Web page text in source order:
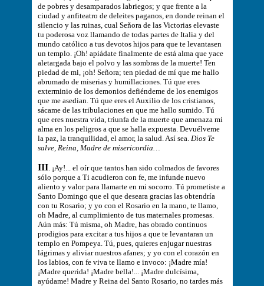
de pobres y desamparados labriegos; y que frente a la
ciudad y anfiteatro de deleites paganos, en donde reinan el
silencio y las ruinas, cual Señora de las Victorias elevaste
tu poderosa voz llamando de todas partes de Italia y del
mundo católico a tus devotos hijos para que te levantasen
un templo. ¡Oh! apiádate finalmente de está alma que yace
aletargada bajo el polvo y las sombras de la muerte! Ten
piedad de mi, ¡oh! Señora; ten piedad de mí que me hallo
abrumado de miserias y humillaciones. Tú que eres
exterminio de los demonios defiéndeme de los enemigos
que me asedian. Tú que eres el Auxilio de los cristianos,
sácame de las tribulaciones en que me hallo sumido. Tú
que eres nuestra vida, triunfa de la muerte que amenaza mi
alma en los peligros a que se halla expuesta. Devuélveme
la paz, la tranquilidad, el amor, la salud. Así sea. Dios Te
salve, Reina, Madre de misericordia…
III . ¡Ay!... el oír que tantos han sido colmados de favores
sólo porque a Ti acudieron con fe, me infunde nuevo
aliento y valor para llamarte en mi socorro. Tú prometiste a
Santo Domingo que el que deseara gracias las obtendría
con tu Rosario; y yo con el Rosario en la mano, te llamo,
oh Madre, al cumplimiento de tus maternales promesas.
Aún más: Tú misma, oh Madre, has obrado continuos
prodigios para excitar a tus hijos a que te levantaran un
templo en Pompeya. Tú, pues, quieres enjugar nuestras
lágrimas y aliviar nuestros afanes; y yo con el corazón en
los labios, con fe viva te llamo e invoco: ¡Madre mía!
¡Madre querida! ¡Madre bella!... ¡Madre dulcísima,
ayúdame! Madre y Reina del Santo Rosario, no tardes más